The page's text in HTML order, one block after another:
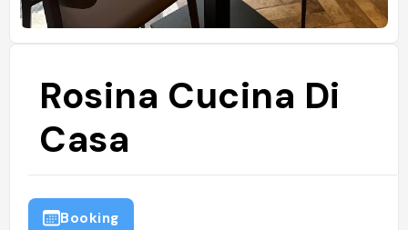
Rosina Cucina Di
Casa
Booking